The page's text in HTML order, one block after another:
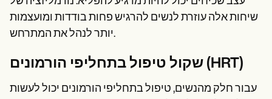
שיחות אלה עוזרת לנשים להרגיש פחות בודדות ומועצמות
יותר לנהל את המתרחש.
שקול טיפול בתחליפי הורמונים (HRT)
עבור חלק מהנשים, טיפול בתחליפי הורמונים יכול לעשות